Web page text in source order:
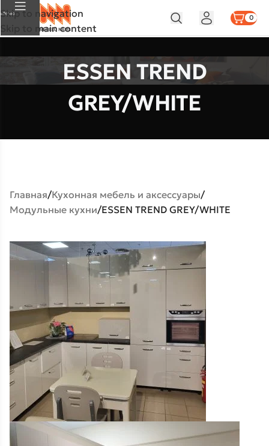
Skip to navigation
Skip to main content
Меню 0
ESSEN TREND
GREY/WHITE
Главная Кухонная мебель и аксессуары
Модульные кухни ESSEN TREND GREY/WHITE